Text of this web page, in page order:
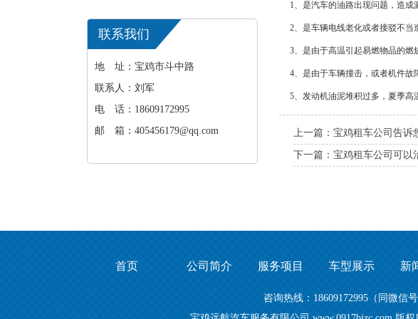
联系我们
地 址：宝鸡市斗中路
联系人：刘军
电 话：18609172995
邮 箱：405456179@qq.com
1、是汽车的油路出现问题，造成
2、是车辆电线老化或者接驳不当
3、是由于高温引起易燃物品的燃
4、是由于车辆撞击，或者机件故
5、发动机油泥堆积过多，夏季高
上一篇：宝鸡租车公司告诉
下一篇：宝鸡租车公司可以
首页 公司简介 服务项目 车型展示 新
咨询热线：18609172995（同微